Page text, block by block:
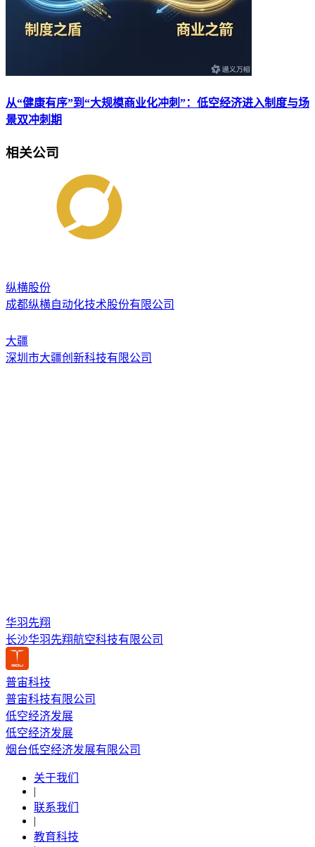
从“健康有序”到“大规模商业化冲刺”：低空经济进入制度与场
景双冲刺期
相关公司
纵横股份
成都纵横自动化技术股份有限公司
大疆
深圳市大疆创新科技有限公司
华羽先翔
长沙华羽先翔航空科技有限公司
普宙科技
普宙科技有限公司
低空经济发展
低空经济发展
烟台低空经济发展有限公司
关于我们
|
联系我们
|
教育科技